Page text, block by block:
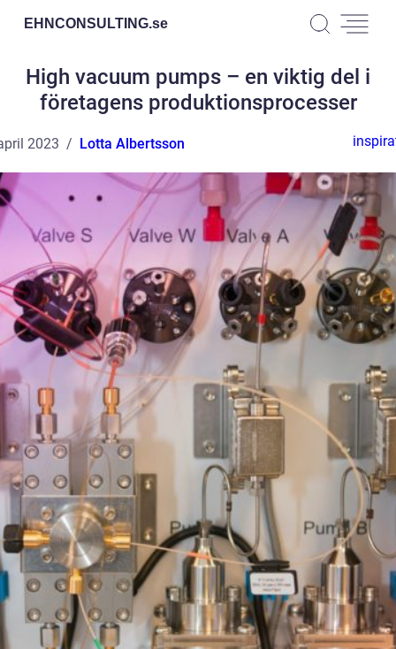
EHNCONSULTING.se
High vacuum pumps – en viktig del i
företagens produktionsprocesser
2023 Lotta Albertsson